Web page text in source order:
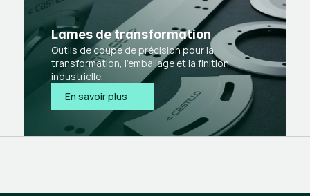
Lames de transformation
Outils de coupe de précision pour la
transformation, l'emballage et la finition
industrielle.
En savoir plus